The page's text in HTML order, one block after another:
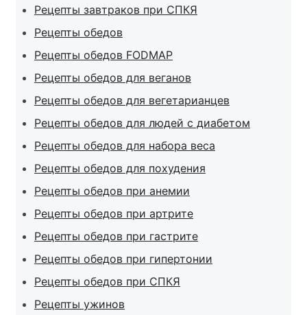
Рецепты завтраков при СПКЯ
Рецепты обедов
Рецепты обедов FODMAP
Рецепты обедов для веганов
Рецепты обедов для вегетарианцев
Рецепты обедов для людей с диабетом
Рецепты обедов для набора веса
Рецепты обедов для похудения
Рецепты обедов при анемии
Рецепты обедов при артрите
Рецепты обедов при гастрите
Рецепты обедов при гипертонии
Рецепты обедов при СПКЯ
Рецепты ужинов